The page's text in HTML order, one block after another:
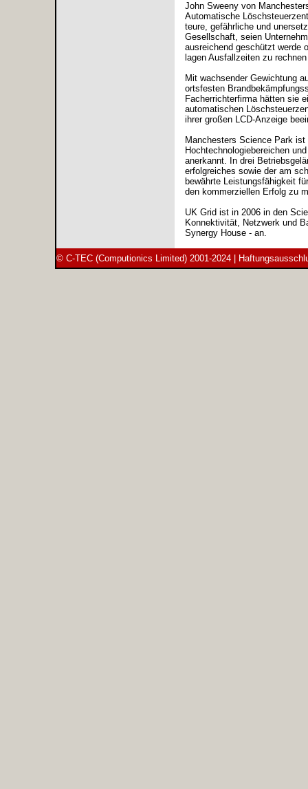
John Sweeny von
Automatische
teure, gefährliche und
Gesellschaft, seien
ausreichend geschützt werde
lagen Ausfallzeiten zu
Mit wachsender Gewichtung
ortsfesten
Facherrichterfirma hätten sie
automatischen
ihrer großen LCD-Anzeige
Manchesters Science Park
Hochtechnologiebereichen
anerkannt. In drei
erfolgreiches sowie der am
bewährte Leistungsfähigkeit
den kommerziellen Erfolg
UK Grid ist in 2006 in den
Konnektivität, Netzwerk und
Synergy House - an.
© C-TEC (Computionics Limited) 2001-2024 |